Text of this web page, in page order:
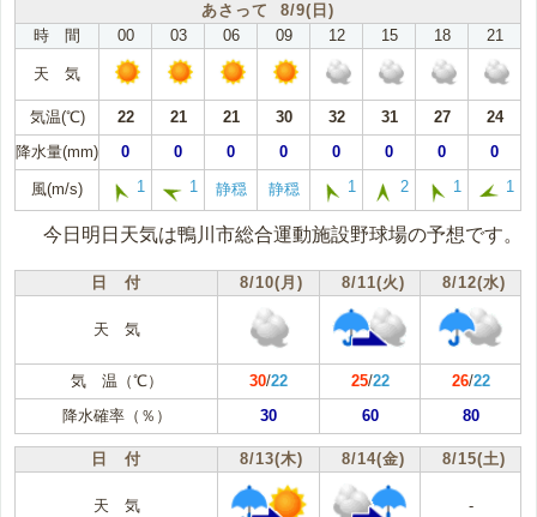
あさって 8/9(日)
時 間
00 03 06 09 12 15 18 21
天 気
気温(℃) 22 21 21 30 32 31 27
24
降水量(mm)
0 0 0 0 0 0 0 0
風(m/s) 1 1 静穏 静穏 1 2 1 1
今日明日天気は鴨川市総合運動施設野球場の予想です。
日 付 8/10(月) 8/11(火) 8/12(水)
天 気
気 温（℃） 30/22 25/22 26/22
降水確率（％）
30 60 80
日 付 8/13(木) 8/14(金) 8/15(土)
天 気 -